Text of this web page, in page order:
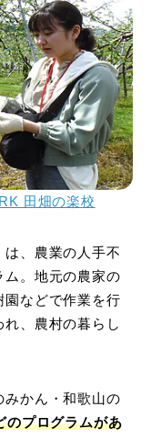
田畑の楽校
は、農業の人手不
ム。地元の農家の
園などで作業を行
、農村の暮らし
みかん・和歌山の
のプログラムがあ